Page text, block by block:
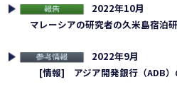
2022年10月
マレーシアの研究者の久米島宿泊
考情報
2022年9月
[情報] アジア開発銀行（ADB）